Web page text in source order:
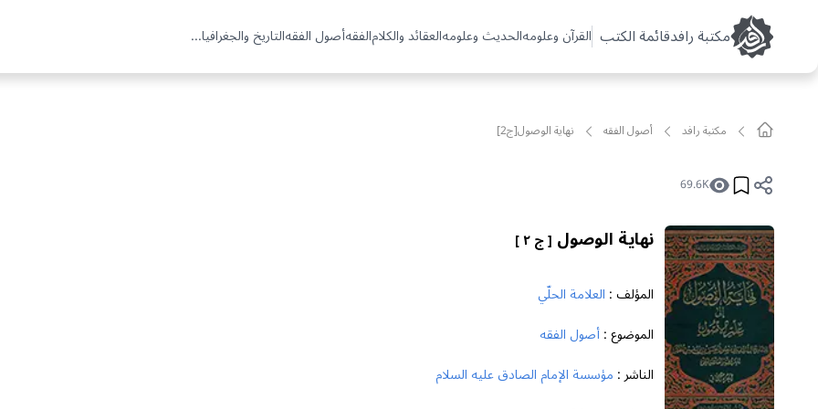
مکتبة رافدقائمة الكتب القرآن وعلومهالحديث وعلومهالعقائد والكلامالفقهأصول الفقهالتاريخ والجغرافيا...
مکتبة رافد أصول الفقه نهاية الوصول[ج2]
69.6K
نهاية الوصول [ ج ٢ ]
المؤلف : العلامة الحلّي
الموضوع :أصول الفقه
الناشر : مؤسسة الإمام الصادق عليه السلام